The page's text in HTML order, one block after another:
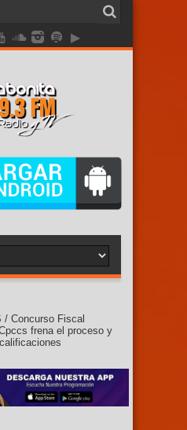
/ Concurso Fiscal
frena el proceso y